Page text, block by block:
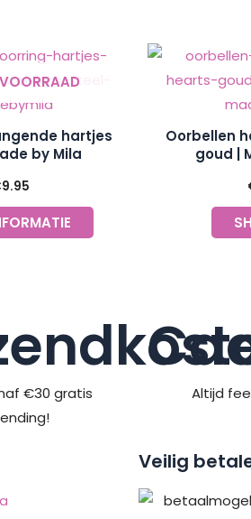
hartjes
by Mila
9.95
Oorbellen
goud |
€30 gratis
Altijd
Veilig